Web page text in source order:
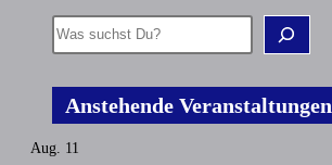
Anstehende Veranstaltungen
Aug. 11